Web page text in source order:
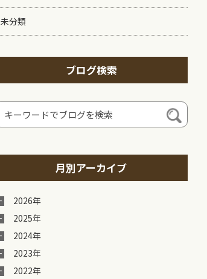
未分類
ブログ検索
月別アーカイブ
2026年
2025年
2024年
2023年
2022年